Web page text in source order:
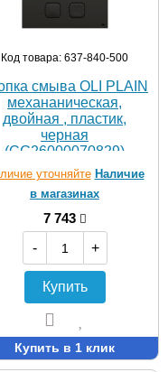
Код товара: 637-840-500
смыва OLI PLAIN
механаническая,
двойная , пластик,
черная
(CG26000070829)
уточняйте Наличие
в магазинах
7 743
-
+
Купить
Купить в 1 клик